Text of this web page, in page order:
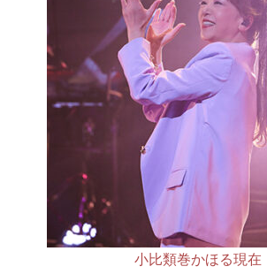
小比類巻かほる現在